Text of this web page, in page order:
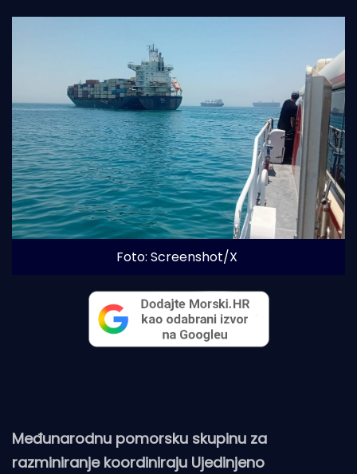
Foto: Screenshot/X
Međunarodnu pomorsku skupinu za
razminiranje koordiniraju Ujedinjeno